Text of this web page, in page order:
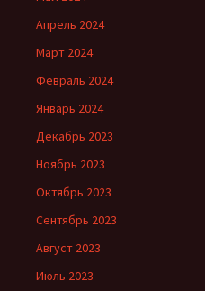
Апрель 2024
Март 2024
Февраль 2024
Январь 2024
Декабрь 2023
Ноябрь 2023
Октябрь 2023
Сентябрь 2023
Август 2023
Июль 2023